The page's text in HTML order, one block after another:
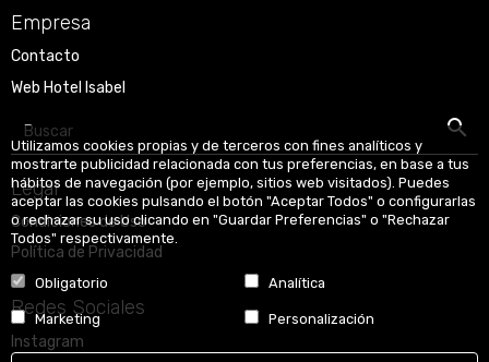
Utilizamos cookies propias y de terceros con fines analíticos y
mostrarte publicidad relacionada con tus preferencias, en base a tus
hábitos de navegación (por ejemplo, sitios web visitados). Puedes
aceptar las cookies pulsando el botón "Aceptar Todos" o configurarlas
o rechazar su uso clicando en "Guardar Preferencias" o "Rechazar
Todos" respectivamente.
Obligatorio Analítica
Marketing Personalización
Empresa
Contacto
Web Hotel Isabel
Buscar
Legal
Condiciones de Uso
Política de Privacidad
Redes Sociales
Instagram